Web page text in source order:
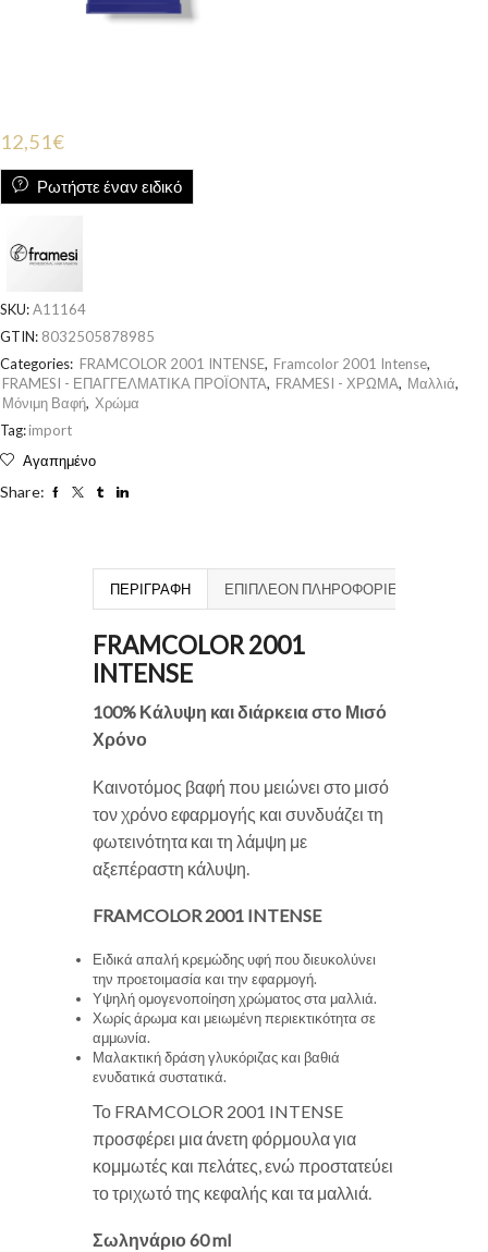
12,51€
Ρωτήστε έναν ειδικό
SKU:A11164
GTIN: 8032505878985
Categories: FRAMCOLOR 2001 INTENSE, Framcolor 2001 Intense,
FRAMESI - ΕΠΑΓΓΕΛΜΑΤΙΚΑ ΠΡΟΪΟΝΤΑ, FRAMESI - ΧΡΩΜΑ, Μαλλιά,
Μόνιμη Βαφή, Χρώμα
Tag:import
Αγαπημένο
Share:
ΠΕΡΙΓΡΑΦΉ ΕΠΙΠΛΈΟΝ ΠΛΗΡΟΦΟΡΊΕΣ
FRAMCOLOR 2001
INTENSE
100% Κάλυψη και διάρκεια στο Μισό
Χρόνο
Καινοτόμος βαφή που μειώνει στο μισό
τον χρόνο εφαρμογής και συνδυάζει τη
φωτεινότητα και τη λάμψη με
αξεπέραστη κάλυψη.
FRAMCOLOR 2001 INTENSE
Ειδικά απαλή κρεμώδης υφή που διευκολύνει
την προετοιμασία και την εφαρμογή.
Υψηλή ομογενοποίηση χρώματος στα μαλλιά.
Χωρίς άρωμα και μειωμένη περιεκτικότητα σε
αμμωνία.
Μαλακτική δράση γλυκόριζας και βαθιά
ενυδατικά συστατικά.
Το FRAMCOLOR 2001 INTENSE
προσφέρει μια άνετη φόρμουλα για
κομμωτές και πελάτες, ενώ προστατεύει
το τριχωτό της κεφαλής και τα μαλλιά.
Σωληνάριο 60 ml